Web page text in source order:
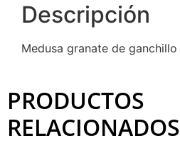
Descripción
Medusa granate de ganchillo
PRODUCTOS
RELACIONADOS